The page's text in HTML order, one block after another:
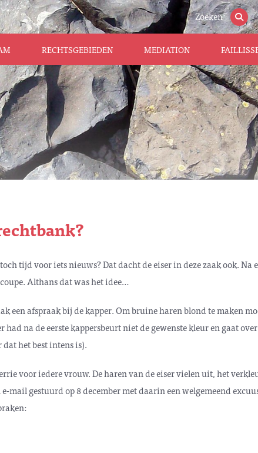
Zoeken
RECHTSGEBIEDEN MEDIATION
tijd voor iets nieuws? Dat dacht de eiser in deze zaak ook. Na
Althans dat was het idee…
een afspraak bij de kapper. Om bruine haren blond te maken
na de eerste kappersbeurt niet de gewenste kleur en gaat
het best intens is).
voor iedere vrouw. De haren van de eiser vielen uit, het
mail gestuurd op 8 december met daarin een welgemeend